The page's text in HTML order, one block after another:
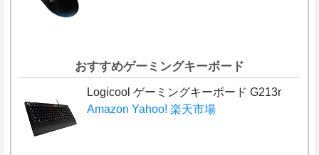
おすすめゲーミングキーボード
Logicool ゲーミングキーボード G213r
Amazon Yahoo! 楽天市場